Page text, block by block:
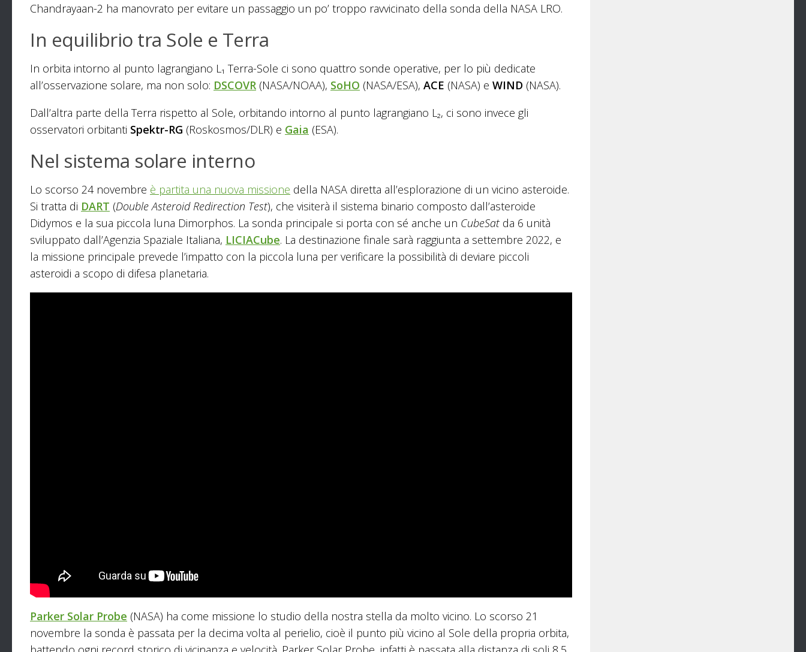
Chandrayaan-2 ha manovrato per evitare un passaggio un po’ troppo ravvicinato della sonda della NASA LRO.
In equilibrio tra Sole e Terra
In orbita intorno al punto lagrangiano L₁ Terra-Sole ci sono quattro sonde operative, per lo più dedicate
all’osservazione solare, ma non solo: DSCOVR (NASA/NOAA), SoHO (NASA/ESA), ACE (NASA) e WIND (NASA).
Dall’altra parte della Terra rispetto al Sole, orbitando intorno al punto lagrangiano L₂, ci sono invece gli
osservatori orbitanti Spektr-RG (Roskosmos/DLR) e Gaia (ESA).
Nel sistema solare interno
Lo scorso 24 novembre è partita una nuova missione della NASA diretta all’esplorazione di un vicino asteroide.
Si tratta di DART (Double Asteroid Redirection Test), che visiterà il sistema binario composto dall’asteroide
Didymos e la sua piccola luna Dimorphos. La sonda principale si porta con sé anche un CubeSat da 6 unità
sviluppato dall’Agenzia Spaziale Italiana, LICIACube. La destinazione finale sarà raggiunta a settembre 2022, e
la missione principale prevede l’impatto con la piccola luna per verificare la possibilità di deviare piccoli
asteroidi a scopo di difesa planetaria.
Parker Solar Probe (NASA) ha come missione lo studio della nostra stella da molto vicino. Lo scorso 21
novembre la sonda è passata per la decima volta al perielio, cioè il punto più vicino al Sole della propria orbita,